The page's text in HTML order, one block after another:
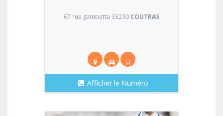
67 rue gambetta 33230 COUTRAS
Afficher le Numéro